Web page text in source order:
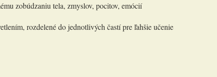
zobúdzaniu tela, zmyslov, pocitov, emócií
rozdelené do jednotlivých častí pre ľahšie učenie